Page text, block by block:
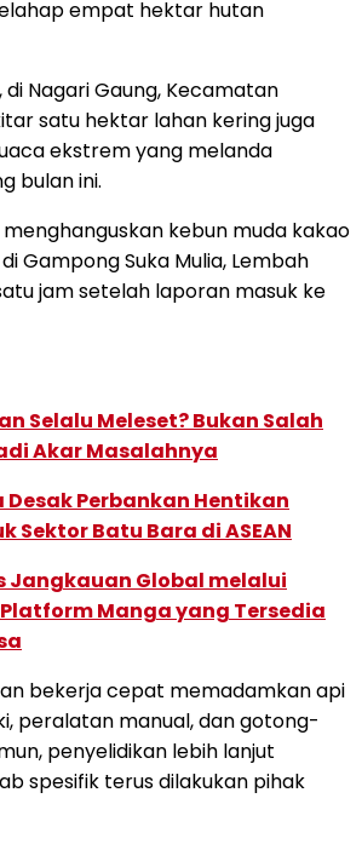
empat hektar hutan
di Nagari Gaung, Kecamatan
satu hektar lahan kering juga
ekstrem yang melanda
bulan ini.
menghanguskan kebun muda kakao
Gampong Suka Mulia, Lembah
jam setelah laporan masuk ke
Selalu Meleset? Bukan Salah
Akar Masalahnya
Desak Perbankan Hentikan
Sektor Batu Bara di ASEAN
Jangkauan Global melalui
Platform Manga yang Tersedia
bekerja cepat memadamkan api
peralatan manual, dan gotong-
penyelidikan lebih lanjut
spesifik terus dilakukan pihak